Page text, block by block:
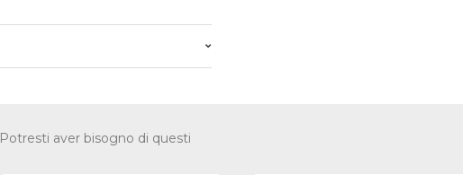
Potresti aver bisogno di questi